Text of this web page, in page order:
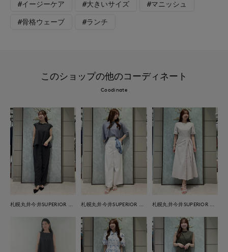
#イージーケア #大きいサイズ #マニッシュ
#骨格ウェーブ #ランチ
このショップの他のコーディネート
Coodinate